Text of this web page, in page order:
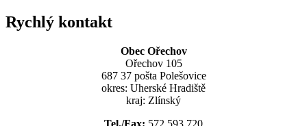
Rychlý kontakt
Obec Ořechov
Ořechov 105
687 37 pošta Polešovice
okres: Uherské Hradiště
kraj: Zlínský